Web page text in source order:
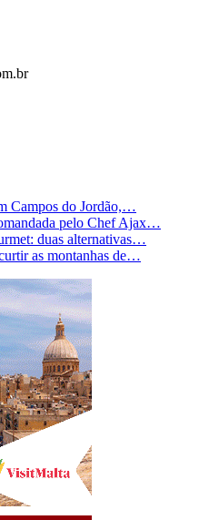
Campos do Jordão,…
pelo Chef Ajax…
duas alternativas…
as montanhas de…